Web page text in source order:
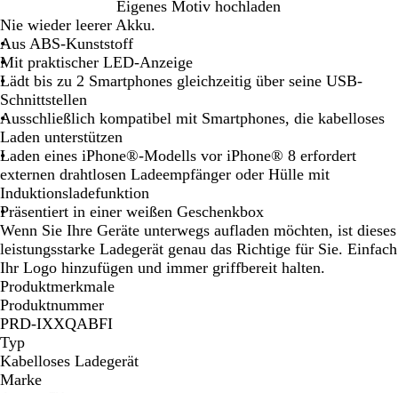
e
i
ß
Eigenes Motiv hochladen
Nie wieder leerer Akku.
Aus ABS-Kunststoff
Mit praktischer LED-Anzeige
Lädt bis zu 2 Smartphones gleichzeitig über seine USB-
Schnittstellen
Ausschließlich kompatibel mit Smartphones, die kabelloses
Laden unterstützen
Laden eines iPhone®-Modells vor iPhone® 8 erfordert
externen drahtlosen Ladeempfänger oder Hülle mit
Induktionsladefunktion
Präsentiert in einer weißen Geschenkbox
Wenn Sie Ihre Geräte unterwegs aufladen möchten, ist dieses
leistungsstarke Ladegerät genau das Richtige für Sie. Einfach
Ihr Logo hinzufügen und immer griffbereit halten.
Produktmerkmale
Produktnummer
PRD-IXXQABFI
Typ
Kabelloses Ladegerät
Marke